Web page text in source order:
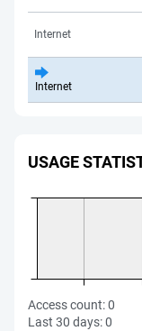
Internet
Internet
USAGE
Access count:0
Last 30 days:0